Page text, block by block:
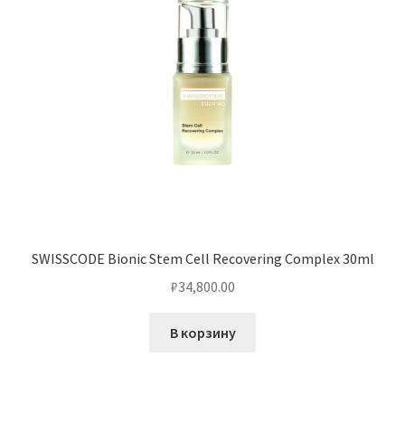
SWISSCODE Bionic Stem Cell Recovering Complex 30ml
₽34,800.00
В корзину